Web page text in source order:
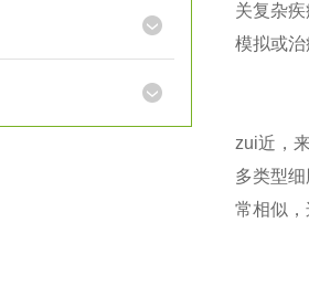
关复杂
模拟或
zui近，
多类型
常相似